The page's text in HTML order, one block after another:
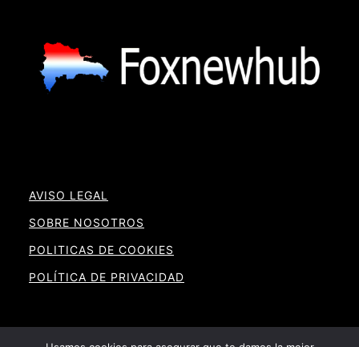
AVISO LEGAL
SOBRE NOSOTROS
POLITICAS DE COOKIES
POLÍTICA DE PRIVACIDAD